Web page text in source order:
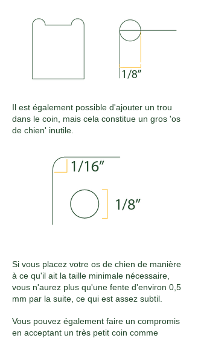
Il est également possible d'ajouter un trou
dans le coin, mais cela constitue un gros 'os
de chien' inutile.
Si vous placez votre os de chien de manière
à ce qu'il ait la taille minimale nécessaire,
vous n'aurez plus qu'une fente d'environ 0,5
mm par la suite, ce qui est assez subtil.
Vous pouvez également faire un compromis
en acceptant un très petit coin comme